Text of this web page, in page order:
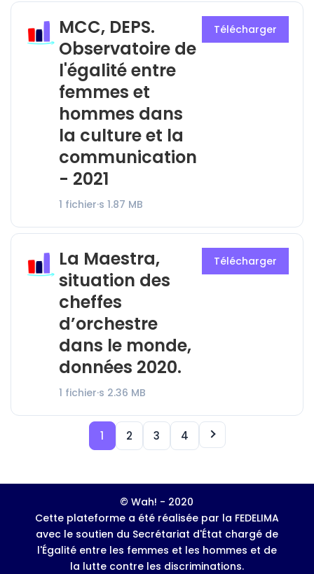
MCC, DEPS.
Observatoire de
l'égalité entre
femmes et
hommes dans
la culture et la
communication
- 2021
1 fichier·s 1.87 MB
Télécharger
La Maestra,
situation des
cheffes
d’orchestre
dans le monde,
données 2020.
1 fichier·s 2.36 MB
Télécharger
1 2 3 4
© Wah! - 2020
Cette plateforme a été réalisée par la FEDELIMA
avec le soutien du Secrétariat d'État chargé de
l'Égalité entre les femmes et les hommes et de
la lutte contre les discriminations.